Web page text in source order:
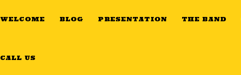
WELCOME BLOG PRESENTATION THE BAND
CALL US